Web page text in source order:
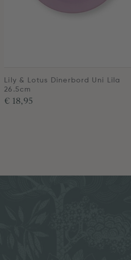
Lily & Lotus Dinerbord Uni Lila
26.5cm
€ 18,95